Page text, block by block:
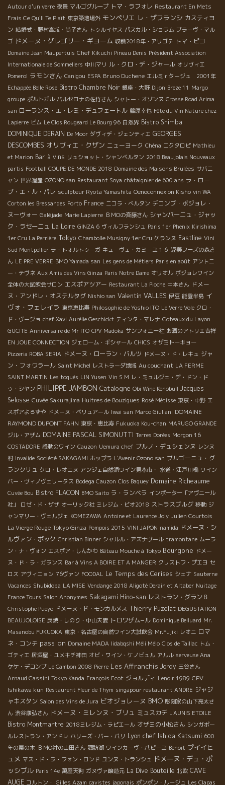
Autour d'un verre 夜景 マルゴグループ トマ・ラフォレ Restaurant En Mets
Frais Ce Qu'Il Te Plaît 東京築地場外 モンペリエ レ・ザフランシ カスティヨ
ン 結婚式・野村高城・尚子さん トゥルイヤス パスカル・ショワム ブラーヴ・マル
ゴ ドメーヌ・グレゴリー・ギヨーム 収穫2018年・アリゴテ トマ・ピコ
Domaine Jean Maupertuis Chef Kikuchi Pineau Denis Président Association
Internationale de Sommeliers 中川マリ ル・クロ・デ・ジャール オリヴィエ
Pomerol ラモンさん Canigou ESPA Bruno Duchene エルミｒタージュ 2001年
Echappée Belle Rose Bistro Chambre Noir 銀座・大野 Dijon Breze 11 Margo
groupe ポルトガル バルセロナの佐竹さん シャトー・オゾンヌ Crosse Road Arima
san ローランス・エ・レミ・デュフェートル 藤原幸也 Fête du Vin Nature chez
Lapierre ビム Le Clos Rougeard Le Bourg 96 自然界 Bistro Shimba
DOMINIQUE DERAIN De Moor ダヴィデ・ジェンティエ GEORGES
DESCOMBES オリヴィエ・クザン ニューヨーク Chéna ニクタロピ Mathieu
et Marion Bar à vins リュショット・シャンベルタン 2018 Beaujolais Nouveaux
partis Football COUPE DE MONDE 2018 Domaine des Maisons Brulées サバニ
ャン 世界遺産 OZONO san Restaurant Soya châtaignier de 600 ans ラ・ロー
ブ・エ・ル・パレ sculpteur Ryota Yamashita Oenoconnexion Kisho vin WA
Corton les Bressandes Porto France ニコラ・ベルタン デコンブ・ボジョレ・
ヌーヴォー Galéjade Marie Lapierre ＢＭОの斉藤さん シャンパーニュ・ジャッ
ク・ラセーニュ La Loire GINZA 6 ヴィルフランシュ Paris 1er Phenix Kirishima
1er Cru La Perrière Tokyo Chambolle Musigny 1er Cru ケランヌ Eastline Vini
Sud Montpellier ラ・トォルトゥーガ キューヴェ・カミーユ１６ 渥美フーズの森さ
ん LE PRE VERRE BMO Yamada san Les gens de Métiers Paris en août アントニ
ー・テヴネ Aux Amis des Vins Ginza Paris Notre Dame オリオル ボジョレワイン
全体の大試飲会サロン エスポアツアー Restaurant La Pioche 中本さん ドメー
ヌ・アンドレ・オステルタグ Nishio san Valentin VALLES 伊豆 能登半島 イ
ヴォ・フェレイラ 東京恵比寿 Philosophie de Yoshio ITO Le Verre Vole クロ・
ド・ヴージョ chef Xavi Aurélie Geschickt ティンタ・マレナ Coteaux du Layon
GUCITE Anniversaire de Mr ITO CPV Madoka サンフォニー社 お酒のアトリエ吉祥
EN JOUE CONNECTION ジェローム・ギシャール CHICS オザミトーキョー
Pizzeria ROBA SERIA ドメーヌ・ローラン・バルツ ドメーヌ・ド・レキュ ジャ
ン・フォワラール Saint Michel レストラーダ地域 Au couchant LA FERME
SAINT MARTIN Les toqués LIN Yusen Vin S M レ・ミュルジェ・デ・ドン・ド
ゥ・シヤン PHILIPPE JAMBON Catalogne Obi Wine Kenobull Jacques
Selosse Cuvée Sakurajima Huitres de Bouzigues Rosé Métisse 東京・中野 エ
スポアよろずや ドメーヌ・ベリュアール Iwai san Marco Giuliani DOMAINE
RAYMOND DUPONT FAHN 東京・恵比寿 Fukuoka Kou-chan MARUGO GRANDE
ジル・アザム DOMAINE PASCAL SIMONUTTI Terres Dorées Morgon 16
COSTADORE 感動のワイン Cauzon Uemura chef ブルノ・デュシェンヌ レンヌ
村 Invalide Société SAKAGAMI ホップラ L'Avenir Ozono san ブルゴーニュ・グ
ランクリュ クロ・レオニヌ アンジェ自然派ワイン見本市・ 水道・江戸川橋 ワイン
バー・ヴィノヴェリータス Bodega Cauzon Clos Baquey Domaine Richeaume
Cuvée Bou Bistro FLACON BMO Saito ラ・ランベラ インポーター「アヴニール
社」
ロゼ・ド・ザザ オーリック社 ミレジム・ビオ2018 ストラスブルグ 移動 ジ
ャンマリー・ヴェルジェ KOMEZAWA Antoine et Laurence Joly Julien Courtois
La Vierge Rouge Tokyo Ginza Pompois 2015 VINI JAPON namida ドメーヌ・シ
ルヴァン・ボック Christian Binner シャルル・アズナヴール tramontane ムーラ
ン・ナ・ヴォン エスポア・しんかわ Bâteau Mouche à Tokyo Bourgone ドメー
ヌ・ド・ラ・ガランス Bar à Vins A BOIRE ET A MANGER クリストフ・プエヨ セ
ロス アヴィニョン 76ヴァン FOODAL Le Temps des Cerises シェナ Sauterne
Vacances Shubidoba LA MISE Vendange 2018 Aligoté Derain et Altaber Nuitage
France Tours Salon Anonymes Sakagami Hino-san レストラン・グラン８
Christophe Pueyo ドメーヌ・ド・モンカルメス Thierry Puzelat DEGUSTATION
BEAUJOLOISE 炭焼・しのり・中山夫妻 トロワザム−ル Dominique Belluard Mr.
Masanobu FUKUOKA 東京・名古屋の自然ワイン大試飲会 Mr.Fujiki レオニ ロマ
ネ・コンチ passion Domaine MADA Iidabqshi Méli Mélo Clos de Taillac トム・
ゴティエ 居酒屋・ユメキチ神田 オビ・ワイン・ケノビュル アルル serveuse Ana
ケケ・デコンブ Le Cambon 2008 Pierre Les Affranchis Jordy 三谷さん
Arnaud Cassini Tokyo Kanda François Ecot ジョルディ Lenoir 1989 CPV
Ishikawa kun Restaurent Fleur de Thym singapour restaurant ANDRE ジャジ
ャキスタン Salon des Vins de Jura ビオジョレーヌ BMO 彫刻家の山下亮太さ
ん 渋谷康弘さん ドメーヌ・ミレンヌ・ブリュ ミュスカデ L'AUNIS ETOILE
Bistro Montmartre 2018ミレジム・ラピエール オザミの小松さん シンガポー
ルレストラン・アンドレ ハリーズ・バー・パリ Lyon chef Ishida Katsumi 600
年の栗の木 ＢＭО社の山田さん 諏訪湖 ワインカーヴ・パピーユ Benoit プイイヒ
ュメ マス・ド・ラ・フォン・ロンド ユンヌ・トランシュ ドメーヌ・デュ・ポ
ッシブル Paris 14e 萬屋天狗 ガヌヴァ醸造元 La Dive Bouteille 北欧 CAVE
AUGE コルトン・ Gilles Azam cavistes japonais ポンポン・ルージュ Les Clapas